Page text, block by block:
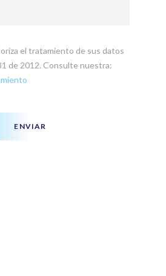
el tratamiento de sus datos
de 2012. Consulte nuestra:
ENVIAR